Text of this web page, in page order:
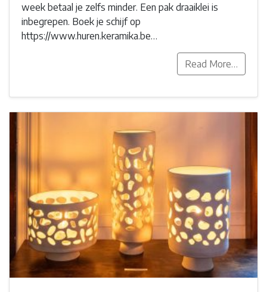
week betaal je zelfs minder. Een pak draaiklei is
inbegrepen. Boek je schijf op
https://www.huren.keramika.be…
Read More…